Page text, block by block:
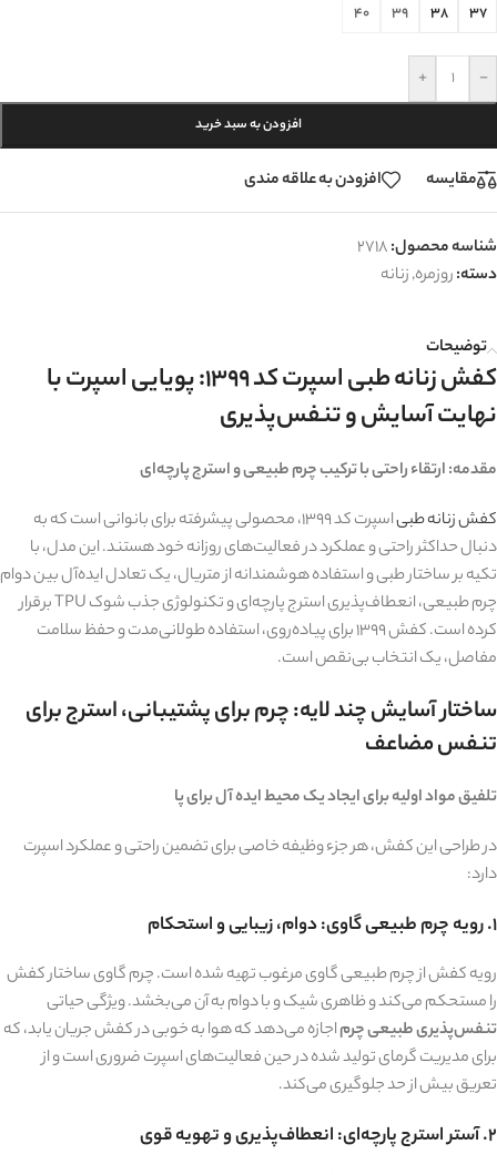
37
38
39
40
-
+
افزودن به سبد خرید
مقایسه افزودن به علاقه مندی
شناسه محصول:2718
دسته:روزمره,زنانه
توضیحات
کفش زنانه طبی اسپرت کد 1399: پویایی اسپرت با
نهایت آسایش و تنفس‌پذیری
مقدمه: ارتقاء راحتی با ترکیب چرم طبیعی و استرج پارچه‌ای
کفش زنانه طبی
اسپرت کد 1399، محصولی پیشرفته برای بانوانی است که به
دنبال حداکثر راحتی و عملکرد در فعالیت‌های روزانه خود هستند. این مدل، با
تکیه بر ساختار طبی و استفاده هوشمندانه از متریال، یک تعادل ایده‌آل بین دوام
چرم طبیعی، انعطاف‌پذیری استرج پارچه‌ای و تکنولوژی جذب شوک TPU برقرار
کرده است. کفش 1399 برای پیاده‌روی، استفاده طولانی‌مدت و حفظ سلامت
مفاصل، یک انتخاب بی‌نقص است.
ساختار آسایش چند لایه: چرم برای پشتیبانی، استرج برای
تنفس مضاعف
تلفیق مواد اولیه برای ایجاد یک محیط ایده آل برای پا
در طراحی این کفش، هر جزء وظیفه خاصی برای تضمین راحتی و عملکرد اسپرت
دارد:
۱. رویه چرم طبیعی گاوی: دوام، زیبایی و استحکام
رویه کفش از چرم طبیعی گاوی مرغوب تهیه شده است. چرم گاوی ساختار کفش
را مستحکم می‌کند و ظاهری شیک و با دوام به آن می‌بخشد. ویژگی حیاتی
تنفس‌پذیری طبیعی چرماجازه می‌دهد که هوا به خوبی در کفش جریان یابد، که
برای مدیریت گرمای تولید شده در حین فعالیت‌های اسپرت ضروری است و از
تعریق بیش از حد جلوگیری می‌کند.
۲. آستر استرج پارچه‌ای: انعطاف‌پذیری و تهویه قوی